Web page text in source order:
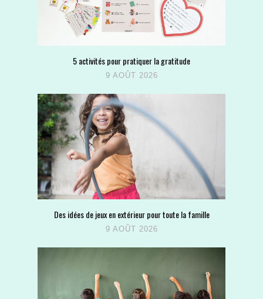
5 activités pour pratiquer la gratitude
9 AOÛT 2026
Des idées de jeux en extérieur pour toute la famille
9 AOÛT 2026